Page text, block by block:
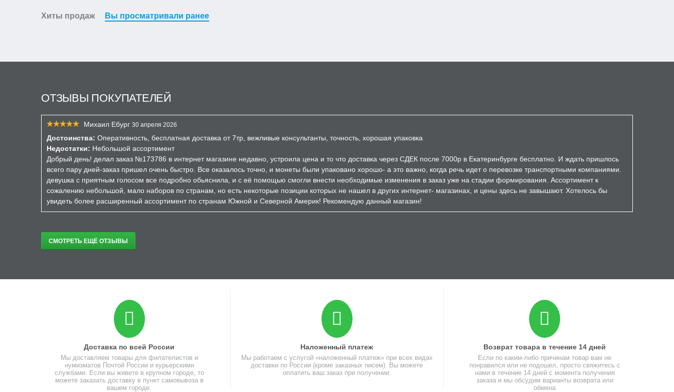
Хиты продаж Вы просматривали ранее
ОТЗЫВЫ ПОКУПАТЕЛЕЙ
Михаил Ебург 30 апреля 2026
Достоинства: Оперативность, бесплатная доставка от 7тр, вежливые консультанты, точность, хорошая упаковка
Недостатки: Небольшой ассортимент
Добрый день! делал заказ №173786 в интернет магазине недавно, устроила цена и то что доставка через СДЕК после 7000р в Екатеринбурге бесплатно. И ждать пришлось
всего пару дней-заказ пришел очень быстро. Все оказалось точно, и монеты были упаковано хорошо- а это важно, когда речь идет о перевозке транспортными компаниями.
девушка с приятным голосом все подробно обьяснила, и с её помощью смогли внести необходимые изменения в заказ уже на стадии формирования. Ассортимент к
сожалению небольшой, мало наборов по странам, но есть некоторые позиции которых не нашел в других интернет- магазинах, и цены здесь не завышают. Хотелось бы
увидеть более расширенный ассортимент по странам Южной и Северной Америк! Рекомендую данный магазин!
СМОТРЕТЬ ЕЩЁ ОТЗЫВЫ
Доставка по всей России
Мы доставляем товары для филателистов и
нумизматов Почтой России и курьерскими
службами. Если вы живете в крупном городе, то
можете заказать доставку в пункт самовывоза в
вашем городе.
Наложенный платеж
Мы работаем с услугой «наложенный платеж» при всех видах
доставки по России (кроме заказных писем). Вы можете
оплатить ваш заказ при получении.
Возврат товара в течение 14 дней
Если по каким-либо причинам товар вам не
понравился или не подошел, просто свяжитесь с
нами в течение 14 дней с момента получения
заказа и мы обсудим варианты возврата или
обмена